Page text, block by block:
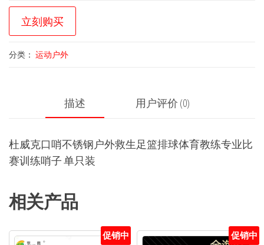
立刻购买
分类： 运动户外
描述 用户评价 (0)
杜威克口哨不锈钢户外救生足篮排球体育教练专业比
赛训练哨子 单只装
相关产品
促销中 促销中